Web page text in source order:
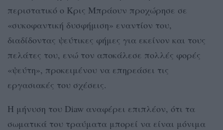
περιστατικό ο Κρις Μπράουν προχώρησε σε
«συκοφαντική δυσφήμιση» εναντίον του,
διαδίδοντας ψεύτικες φήμες για εκείνον και τους
πελάτες του, ενώ τον αποκάλεσε πολλές φορές
«ψεύτη», προκειμένου να επηρεάσει τις
εργασιακές του σχέσεις.
Η μήνυση του Diaw αναφέρει επιπλέον, ότι τα
σωματικά του τραύματα μπορεί να είναι μόνιμα